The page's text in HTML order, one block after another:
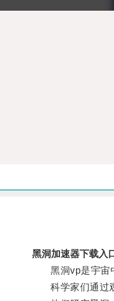
黑洞加速器下载入
黑洞vp是宇宙中
科学家们通过观